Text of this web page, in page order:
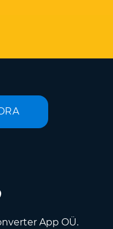
App OÜ.